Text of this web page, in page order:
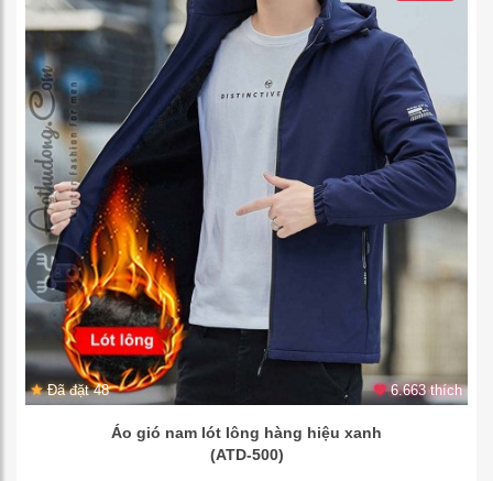
Đã đặt 48 6.663 thích
Áo gió nam lót lông hàng hiệu xanh
(ATD-500)